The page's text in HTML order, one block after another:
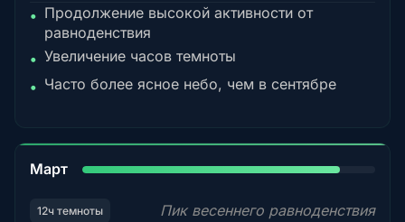
• Продолжение высокой активности от
равноденствия
• Увеличение часов темноты
• Часто более ясное небо, чем в сентябре
Март
12ч темноты
Пик весеннего равноденствия